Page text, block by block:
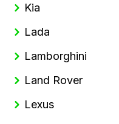
Kia
Lada
Lamborghini
Land Rover
Lexus